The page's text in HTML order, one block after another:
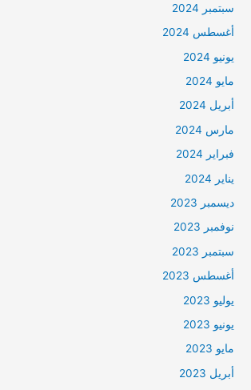
سبتمبر 2024
أغسطس 2024
يونيو 2024
مايو 2024
أبريل 2024
مارس 2024
فبراير 2024
يناير 2024
ديسمبر 2023
نوفمبر 2023
سبتمبر 2023
أغسطس 2023
يوليو 2023
يونيو 2023
مايو 2023
أبريل 2023